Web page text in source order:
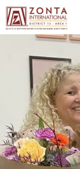
Zonta Hillerød